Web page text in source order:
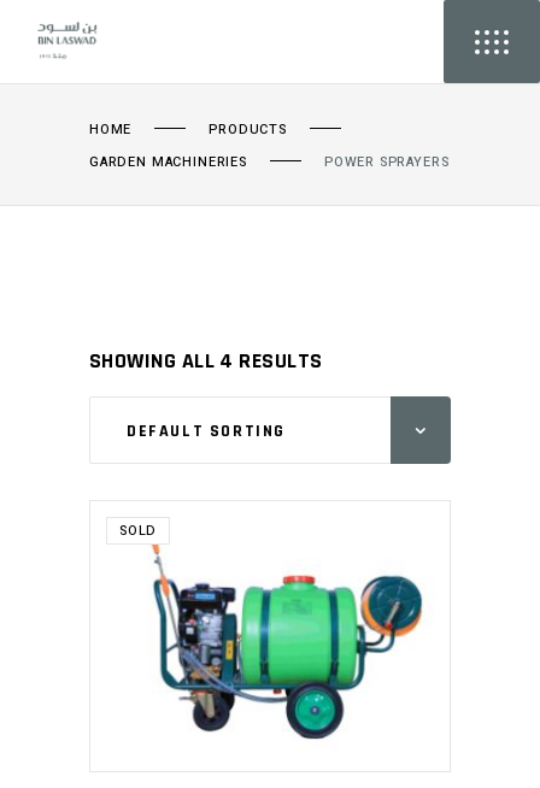
HOME
PRODUCTS
GARDEN MACHINERIES
POWER SPRAYERS
SHOWING ALL 4 RESULTS
DEFAULT SORTING
SOLD
READ MORE